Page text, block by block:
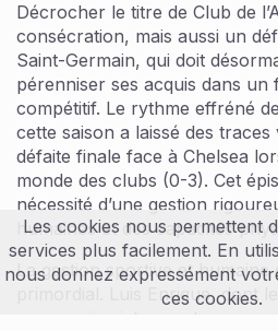
Décrocher le titre de Club de
consécration, mais aussi un
Saint-Germain, qui doit
pérenniser ses acquis dans
compétitif. Le rythme effréné
cette saison a laissé des
défaite finale face à Chelsea
monde des clubs (0-3). Cet
nécessité d’une gestion
humaines et des capacités
La gestion sportive et humaine
primordial. Luis Enrique, dont
un pressing intense et une
Les cookies nous permettent
services plus facilement. En
nous donnez expressément
ces cookies.